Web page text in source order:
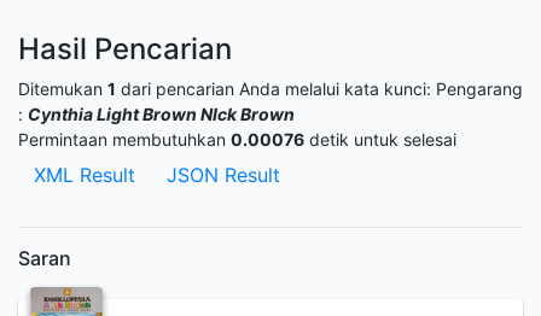
Hasil Pencarian
Ditemukan 1 dari pencarian Anda melalui kata kunci: Pengarang
: Cynthia Light Brown NIck Brown
Permintaan membutuhkan 0.00076 detik untuk selesai
XML Result JSON Result
Saran